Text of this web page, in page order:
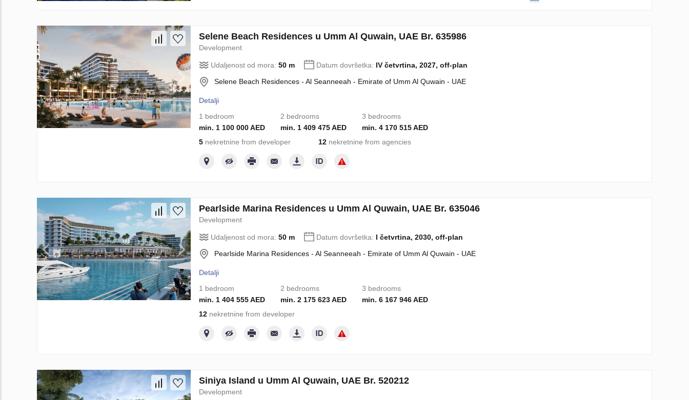
Selene Beach Residences u Umm Al Quwain, UAE Br. 635986
Development
Udaljenost od mora: 50 m Datum dovršetka: IV četvrtina, 2027, off-plan
Selene Beach Residences - Al Seanneeah - Emirate of Umm Al Quwain - UAE
Detalji
1 bedroom
min. 1 100 000 AED
2 bedrooms
min. 1 409 475 AED
3 bedrooms
min. 4 170 515 AED
5nekretnine from developer 12nekretnine from agencies
Pearlside Marina Residences u Umm Al Quwain, UAE Br. 635046
Development
Udaljenost od mora: 50 m Datum dovršetka: I četvrtina, 2030, off-plan
Pearlside Marina Residences - Al Seanneeah - Emirate of Umm Al Quwain - UAE
Detalji
1 bedroom
min. 1 404 555 AED
2 bedrooms
min. 2 175 623 AED
3 bedrooms
min. 6 167 946 AED
12nekretnine from developer
Siniya Island u Umm Al Quwain, UAE Br. 520212
Development